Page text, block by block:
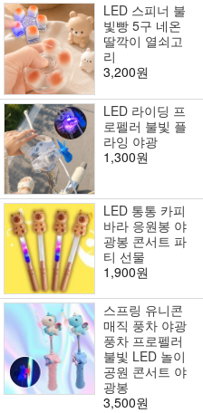
LED 스피너 불
빛빵 5구 네온
딸깍이 열쇠고
리
3,200원
LED 라이딩 프
로펠러 불빛 플
라잉 야광
1,300원
LED 통통 카피
바라 응원봉 야
광봉 콘서트 파
티 선물
1,900원
스프링 유니콘
매직 풍차 야광
풍차 프로펠러
불빛 LED 놀이
공원 콘서트 야
광봉
3,500원